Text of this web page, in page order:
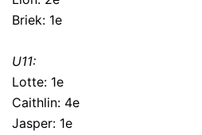
Briek: 1e
U11:
Lotte: 1e
Caithlin: 4e
Jasper: 1e